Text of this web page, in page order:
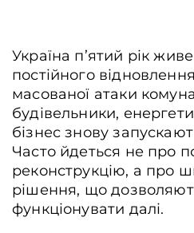
Україна п’ятий рік
постійного
масованої атаки
будівельники,
бізнес знову
Часто йдеться не про
реконструкцію, а про
рішення, що
функціонувати далі.